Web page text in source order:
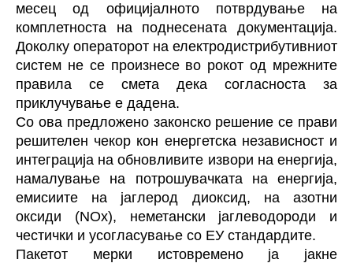
месец од официјалното потврдување на
комплетноста на поднесената документација.
Доколку операторот на електродистрибутивниот
систем не се произнесе во рокот од мрежните
правила се смета дека согласноста за
приклучување е дадена.
Со ова предложено законско решение се прави
решителен чекор кон енергетска независност и
интеграција на обновливите извори на енергија,
намалување на потрошувачката на енергија,
емисиите на јаглерод диоксид, на азотни
оксиди (NOx), неметански јаглеводороди и
честички и усогласување со ЕУ стандардите.
Пакетот мерки истовремено ја јакне